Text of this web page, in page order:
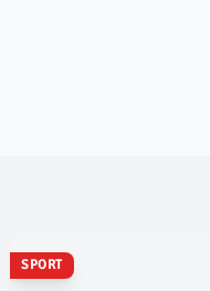
SPORT